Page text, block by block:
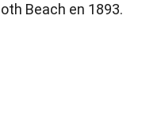
Beach en 1893.